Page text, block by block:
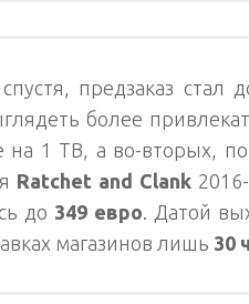
предзаказ стал
более
на 1 TB, а во-вторых,
Ratchet and Clank
до 349 евро. Датой
магазинов лишь 30